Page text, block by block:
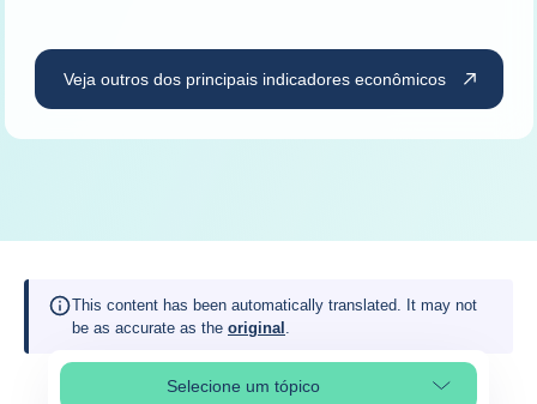
Veja outros dos principais indicadores econômicos
This content has been automatically translated. It may not
be as accurate as the original .
Selecione um tópicoSelecione a seção da página